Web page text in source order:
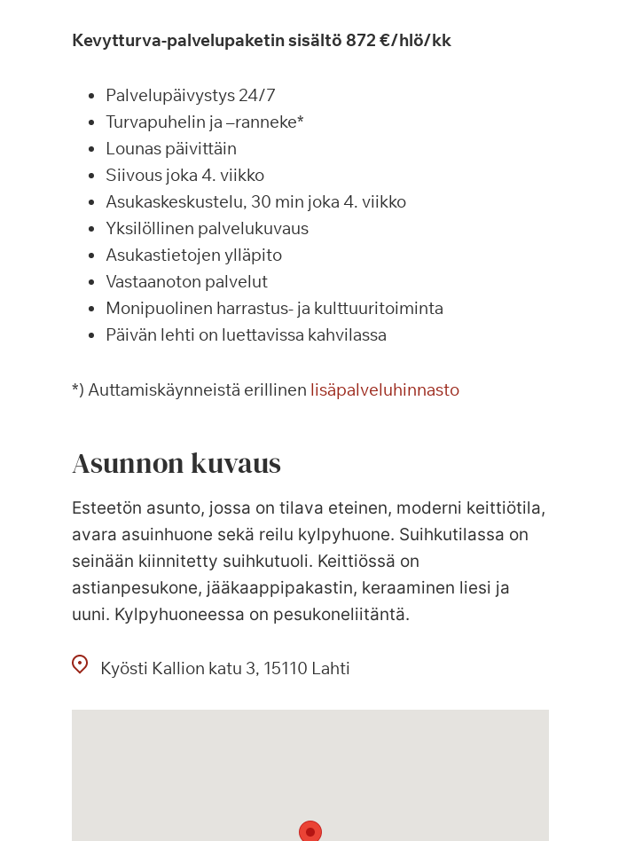
Kevytturva-palvelupaketin sisältö 872 €/hlö/kk
Palvelupäivystys 24/7
Turvapuhelin ja –ranneke*
Lounas päivittäin
Siivous joka 4. viikko
Asukaskeskustelu, 30 min joka 4. viikko
Yksilöllinen palvelukuvaus
Asukastietojen ylläpito
Vastaanoton palvelut
Monipuolinen harrastus- ja kulttuuritoiminta
Päivän lehti on luettavissa kahvilassa
*) Auttamiskäynneistä erillinen lisäpalveluhinnasto
Asunnon kuvaus
Esteetön asunto, jossa on tilava eteinen, moderni keittiötila,
avara asuinhuone sekä reilu kylpyhuone. Suihkutilassa on
seinään kiinnitetty suihkutuoli. Keittiössä on
astianpesukone, jääkaappipakastin, keraaminen liesi ja
uuni. Kylpyhuoneessa on pesukoneliitäntä.
Kyösti Kallion katu 3 15110 Lahti